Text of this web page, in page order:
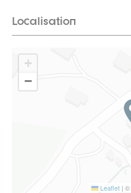
Localisation
+
−
Leaflet | ©